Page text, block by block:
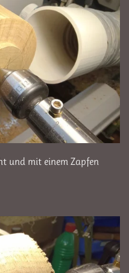
und mit einem Zapfen